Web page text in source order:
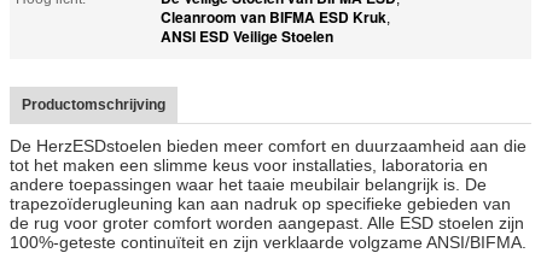
Cleanroom van BIFMA ESD Kruk,
ANSI ESD Veilige Stoelen
Productomschrijving
De HerzESDstoelen bieden meer comfort en duurzaamheid aan die
tot het maken een slimme keus voor installaties, laboratoria en
andere toepassingen waar het taaie meubilair belangrijk is. De
trapezoïderugleuning kan aan nadruk op specifieke gebieden van
de rug voor groter comfort worden aangepast. Alle ESD stoelen zijn
100%-geteste continuïteit en zijn verklaarde volgzame ANSI/BIFMA.